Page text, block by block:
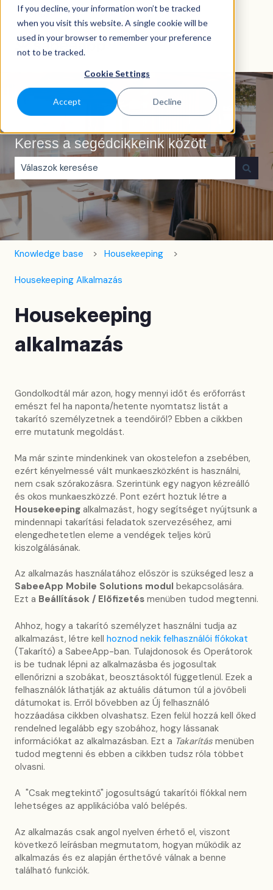
If you decline, your information won’t be tracked
when you visit this website. A single cookie will be
used in your browser to remember your preference
not to be tracked.
Cookie Settings
Accept Decline
MagyarAlmenü megjelenítése fordításokhoz
Keress a segédcikkeink között
Nincs javaslat, mert üres a keresőmező.
Knowledge base Housekeeping
Housekeeping Alkalmazás
Housekeeping
alkalmazás
Gondolkodtál már azon, hogy mennyi időt és erőforrást
emészt fel ha naponta/hetente nyomtatsz listát a
takarító személyzetnek a teendőiről? Ebben a cikkben
erre mutatunk megoldást.
Ma már szinte mindenkinek van okostelefon a zsebében,
ezért kényelmessé vált munkaeszközként is használni,
nem csak szórakozásra. Szerintünk egy nagyon kézreálló
és okos munkaeszközzé. Pont ezért hoztuk létre a
Housekeeping alkalmazást, hogy segítséget nyújtsunk a
mindennapi takarítási feladatok szervezéséhez, ami
elengedhetetlen eleme a vendégek teljes körű
kiszolgálásának.
Az alkalmazás használatához először is szükséged lesz a
SabeeApp Mobile Solutions modul bekapcsolására.
Ezt a Beállítások / Előfizetés menüben tudod megtenni.
Ahhoz, hogy a takarító személyzet használni tudja az
alkalmazást, létre kell hoznod nekik felhasználói fiókokat
(Takarító) a SabeeApp-ban. Tulajdonosok és Operátorok
is be tudnak lépni az alkalmazásba és jogosultak
ellenőrizni a szobákat, beosztásoktól függetlenül. Ezek a
felhasználók láthatják az aktuális dátumon túl a jövőbeli
dátumokat is. Erről bővebben az Új felhasználó
hozzáadása cikkben olvashatsz. Ezen felül hozzá kell őked
rendelned legalább egy szobához, hogy lássanak
információkat az alkalmazásban. Ezt a Takarítás menüben
tudod megtenni és ebben a cikkben tudsz róla többet
olvasni.
A "Csak megtekintő" jogosultságú takarítói fiókkal nem
lehetséges az applikációba való belépés.
Az alkalmazás csak angol nyelven érhető el, viszont
következő leírásban megmutatom, hogyan működik az
alkalmazás és ez alapján érthetővé válnak a benne
található funkciók.